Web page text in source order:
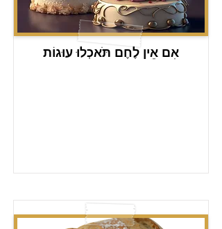
אִם אֵין לֶחֶם תֹּאכְלוּ עוּגוֹת